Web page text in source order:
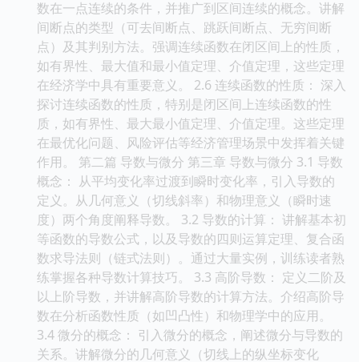
数在一点连续的条件，并推广到区间连续的概念。讲解
间断点的类型（可去间断点、跳跃间断点、无穷间断
点）及其判别方法。强调连续函数在闭区间上的性质，
如有界性、最大值和最小值定理、介值定理，这些定理
在经济学中具有重要意义。 2.6 连续函数的性质： 深入
探讨连续函数的性质，特别是闭区间上连续函数的性
质，如有界性、最大最小值定理、介值定理。这些定理
在最优化问题、风险评估等经济管理场景中发挥着关键
作用。 第二篇 导数与微分 第三章 导数与微分 3.1 导数
概念： 从平均变化率过渡到瞬时变化率，引入导数的
定义。从几何意义（切线斜率）和物理意义（瞬时速
度）两个角度阐释导数。 3.2 导数的计算： 讲解基本初
等函数的导数公式，以及导数的四则运算定理、复合函
数求导法则（链式法则）。通过大量实例，训练读者熟
练掌握各种导数计算技巧。 3.3 高阶导数： 定义二阶及
以上阶导数，并讲解高阶导数的计算方法。介绍高阶导
数在分析函数性质（如凹凸性）和物理学中的应用。
3.4 微分的概念： 引入微分的概念，阐述微分与导数的
关系。讲解微分的几何意义（切线上的纵坐标变化